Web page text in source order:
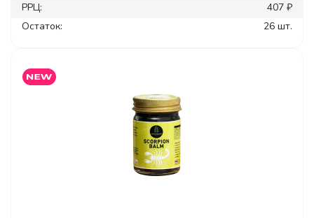
РРЦ:
407 ₽
Остаток:
26 шт.